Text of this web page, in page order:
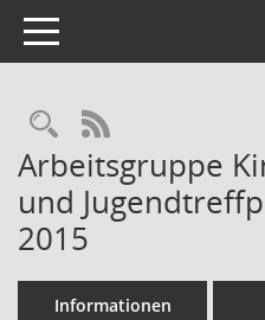
Toggle navigation
RSS-Feed
Arbeitsgruppe
und
2015
Informationen